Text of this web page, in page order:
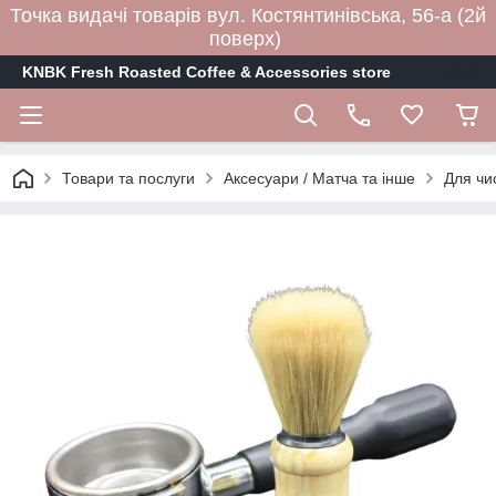
Точка видачі товарів вул. Костянтинівська, 56-а (2й
поверх)
KNBK Fresh Roasted Coffee & Accessories store
Товари та послуги Аксесуари / Матча та інше Для